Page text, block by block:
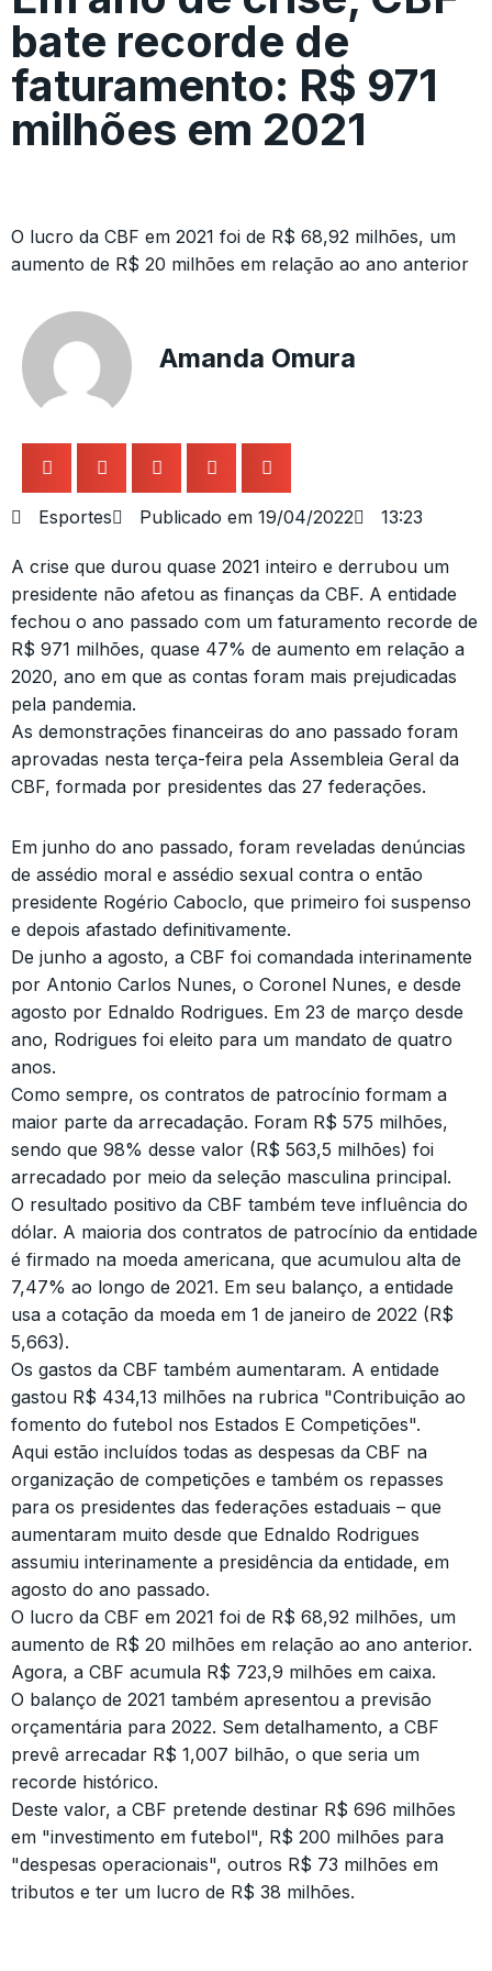
bate recorde de
faturamento: R$ 971
milhões em 2021
O lucro da CBF em 2021 foi de R$ 68,92 milhões, um
aumento de R$ 20 milhões em relação ao ano anterior
Amanda Omura
Esportes Publicado em 19/04/2022 13:23
A crise que durou quase 2021 inteiro e derrubou um
presidente não afetou as finanças da CBF. A entidade
fechou o ano passado com um faturamento recorde de
R$ 971 milhões, quase 47% de aumento em relação a
2020, ano em que as contas foram mais prejudicadas
pela pandemia.
As demonstrações financeiras do ano passado foram
aprovadas nesta terça-feira pela Assembleia Geral da
CBF, formada por presidentes das 27 federações.
Em junho do ano passado, foram reveladas denúncias
de assédio moral e assédio sexual contra o então
presidente Rogério Caboclo, que primeiro foi suspenso
e depois afastado definitivamente.
De junho a agosto, a CBF foi comandada interinamente
por Antonio Carlos Nunes, o Coronel Nunes, e desde
agosto por Ednaldo Rodrigues. Em 23 de março desde
ano, Rodrigues foi eleito para um mandato de quatro
anos.
Como sempre, os contratos de patrocínio formam a
maior parte da arrecadação. Foram R$ 575 milhões,
sendo que 98% desse valor (R$ 563,5 milhões) foi
arrecadado por meio da seleção masculina principal.
O resultado positivo da CBF também teve influência do
dólar. A maioria dos contratos de patrocínio da entidade
é firmado na moeda americana, que acumulou alta de
7,47% ao longo de 2021. Em seu balanço, a entidade
usa a cotação da moeda em 1 de janeiro de 2022 (R$
5,663).
Os gastos da CBF também aumentaram. A entidade
gastou R$ 434,13 milhões na rubrica "Contribuição ao
fomento do futebol nos Estados E Competições".
Aqui estão incluídos todas as despesas da CBF na
organização de competições e também os repasses
para os presidentes das federações estaduais – que
aumentaram muito desde que Ednaldo Rodrigues
assumiu interinamente a presidência da entidade, em
agosto do ano passado.
O lucro da CBF em 2021 foi de R$ 68,92 milhões, um
aumento de R$ 20 milhões em relação ao ano anterior.
Agora, a CBF acumula R$ 723,9 milhões em caixa.
O balanço de 2021 também apresentou a previsão
orçamentária para 2022. Sem detalhamento, a CBF
prevê arrecadar R$ 1,007 bilhão, o que seria um
recorde histórico.
Deste valor, a CBF pretende destinar R$ 696 milhões
em "investimento em futebol", R$ 200 milhões para
"despesas operacionais", outros R$ 73 milhões em
tributos e ter um lucro de R$ 38 milhões.